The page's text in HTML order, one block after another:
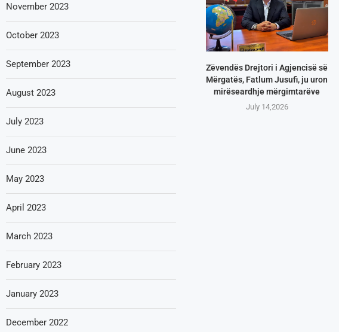
Zëvendës Drejtori i Agjencisë së
Mërgatës, Fatlum Jusufi, ju uron
mirëseardhje mërgimtarëve
July 14,2026
November 2023
October 2023
September 2023
August 2023
July 2023
June 2023
May 2023
April 2023
March 2023
February 2023
January 2023
December 2022